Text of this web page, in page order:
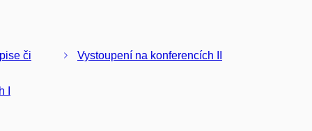
či
Vystoupení na konferencích II